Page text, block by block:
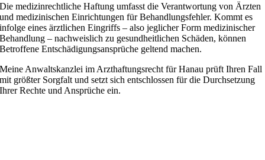
Die medizinrechtliche Haftung umfasst die Verantwortung von Ärzten
und medizinischen Einrichtungen für Behandlungsfehler. Kommt es
infolge eines ärztlichen Eingriffs – also jeglicher Form medizinischer
Behandlung – nachweislich zu gesundheitlichen Schäden, können
Betroffene Entschädigungsansprüche geltend machen.
Meine Anwaltskanzlei im Arzthaftungsrecht für Hanau prüft Ihren Fall
mit größter Sorgfalt und setzt sich entschlossen für die Durchsetzung
Ihrer Rechte und Ansprüche ein.